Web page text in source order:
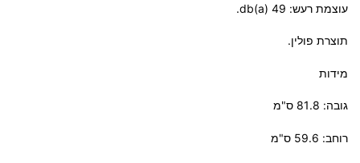
עוצמת רעש: db(a) 49.
תוצרת פולין.
מידות
גובה: 81.8 ס"מ
רוחב: 59.6 ס"מ